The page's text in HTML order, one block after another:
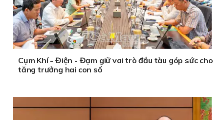
Cụm Khí - Điện - Đạm giữ vai trò đầu tàu góp sức cho
tăng trưởng hai con số